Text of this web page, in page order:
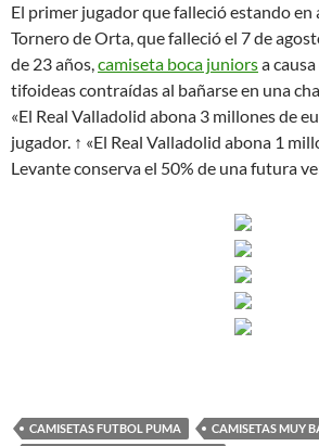
El primer jugador que falleció estando en
Tornero de Orta, que falleció el 7 de
de 23 años,camiseta boca juniorsa
tifoideas contraídas al bañarse en una
«El Real Valladolid abona 3 millones de
jugador. ↑ «El Real Valladolid abona 1
Levante conserva el 50% de una futura
CAMISETAS FUTBOL PUMA
CAMISETAS MUY